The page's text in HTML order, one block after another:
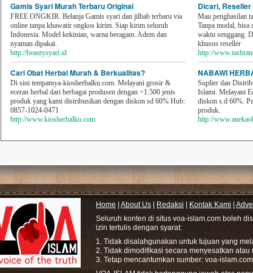
Gamis Syari Murah Terbaru Original
FREE ONGKIR. Belanja Gamis syari dan jilbab terbaru via
online tanpa khawatir ongkos kirim. Siap kirim seluruh
Indonesia. Model kekinian, warna beragam. Adem dan
nyaman dipakai.
http://beautysyari.id
Cari Obat Herbal Murah & Berkualitas?
Di sini tempatnya-kiosherbalku.com. Melayani grosir &
eceran herbal dari berbagai produsen dengan >1.500 jenis
produk yang kami distribusikan dengan diskon sd 60% Hub:
0857-1024-0471
http://www.kiosherbalku.com
Dicari,
Mau penghasilan
Tanpa modal, bisa
waktu senggang.
khusus reseller
http://
NABAWI
Suplier dan
Islami. Melayani
diskon s.d 60%.
produk.
http://
Home About Us Redaksi Kontak Kami
Seluruh konten di situs voa-islam.com boleh
izin tertulis dengan syarat:
1. Tidak disalahgunakan untuk tujuan yang
2. Tidak dimodifikasi secara menyesatkan
3. Tetap mencantumkan sumber: voa-